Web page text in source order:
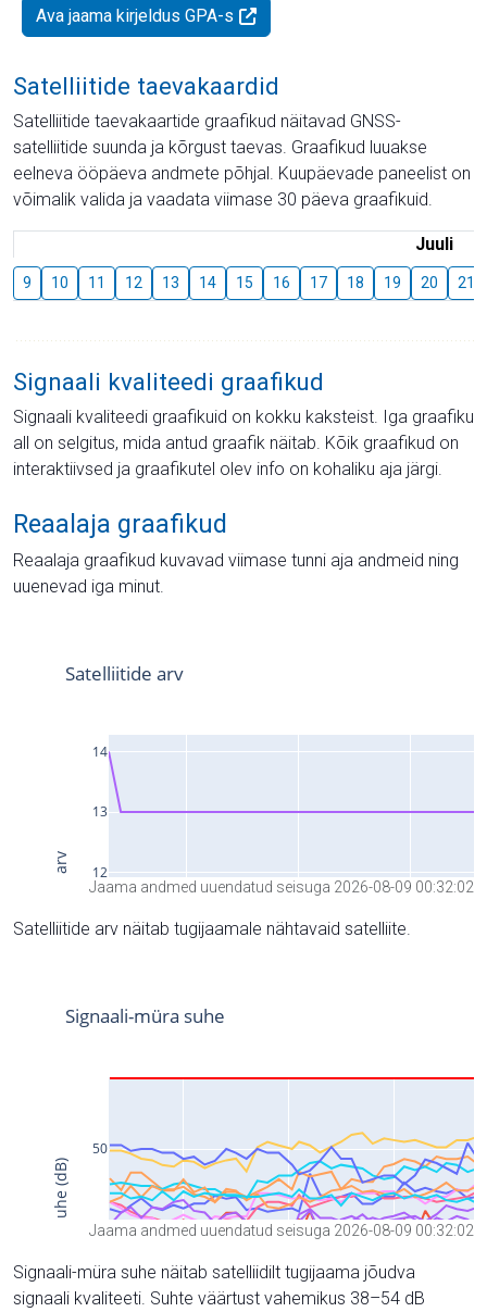
Ava jaama kirjeldus GPA-s
Satelliitide taevakaardid
Satelliitide taevakaartide graafikud näitavad GNSS-
satelliitide suunda ja kõrgust taevas. Graafikud luuakse
eelneva ööpäeva andmete põhjal. Kuupäevade paneelist on
võimalik valida ja vaadata viimase 30 päeva graafikuid.
Juuli
9 10 11 12 13 14 15 16 17 18 19 20 21
Signaali kvaliteedi graafikud
Signaali kvaliteedi graafikuid on kokku kaksteist. Iga graafiku
all on selgitus, mida antud graafik näitab. Kõik graafikud on
interaktiivsed ja graafikutel olev info on kohaliku aja järgi.
Reaalaja graafikud
Reaalaja graafikud kuvavad viimase tunni aja andmeid ning
uuenevad iga minut.
Jaama andmed uuendatud seisuga 2026-08-09 00:32:02
Satelliitide arv näitab tugijaamale nähtavaid satelliite.
Jaama andmed uuendatud seisuga 2026-08-09 00:32:02
Signaali-müra suhe näitab satelliidilt tugijaama jõudva
signaali kvaliteeti. Suhte väärtust vahemikus 38–54 dB